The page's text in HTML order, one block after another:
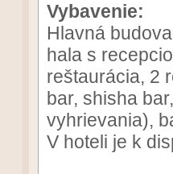
Vybavenie:
Hlavná
hala s
reštaurácia, 2
bar, shisha
vyhrievania),
V hoteli je k